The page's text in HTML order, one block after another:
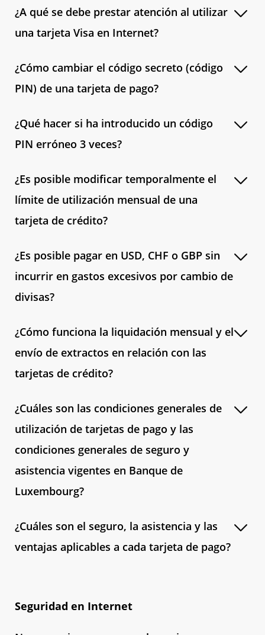
¿A qué se debe prestar atención al utilizar
una tarjeta Visa en Internet?
¿Cómo cambiar el código secreto (código
PIN) de una tarjeta de pago?
¿Qué hacer si ha introducido un código
PIN erróneo 3 veces?
¿Es posible modificar temporalmente el
límite de utilización mensual de una
tarjeta de crédito?
¿Es posible pagar en USD, CHF o GBP sin
incurrir en gastos excesivos por cambio de
divisas?
¿Cómo funciona la liquidación mensual y el
envío de extractos en relación con las
tarjetas de crédito?
¿Cuáles son las condiciones generales de
utilización de tarjetas de pago y las
condiciones generales de seguro y
asistencia vigentes en Banque de
Luxembourg?
¿Cuáles son el seguro, la asistencia y las
ventajas aplicables a cada tarjeta de pago?
Seguridad en Internet